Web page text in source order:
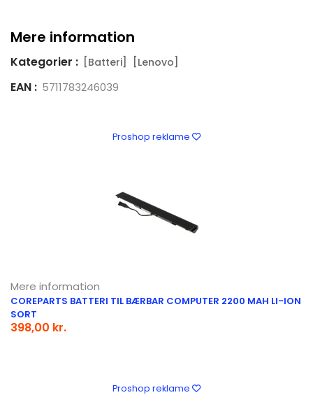
Mere information
Kategorier : [Batteri] [Lenovo]
EAN : 5711783246039
Proshop reklame
Mere information
COREPARTS BATTERI TIL BÆRBAR COMPUTER 2200 MAH LI-ION
SORT
398,00 kr.
Proshop reklame